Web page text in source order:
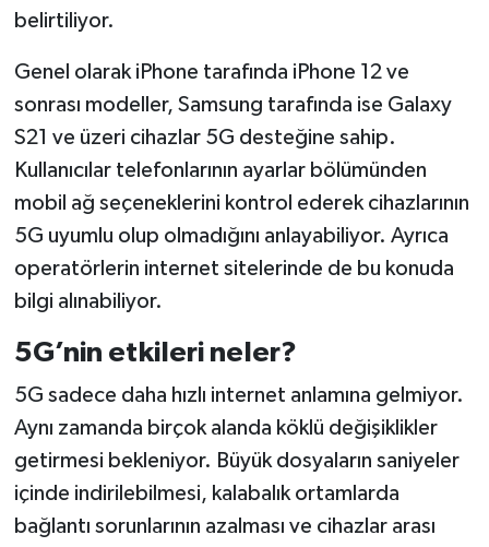
belirtiliyor.
Genel olarak iPhone tarafında iPhone 12 ve
sonrası modeller, Samsung tarafında ise Galaxy
S21 ve üzeri cihazlar 5G desteğine sahip.
Kullanıcılar telefonlarının ayarlar bölümünden
mobil ağ seçeneklerini kontrol ederek cihazlarının
5G uyumlu olup olmadığını anlayabiliyor. Ayrıca
operatörlerin internet sitelerinde de bu konuda
bilgi alınabiliyor.
5G’nin etkileri neler?
5G sadece daha hızlı internet anlamına gelmiyor.
Aynı zamanda birçok alanda köklü değişiklikler
getirmesi bekleniyor. Büyük dosyaların saniyeler
içinde indirilebilmesi, kalabalık ortamlarda
bağlantı sorunlarının azalması ve cihazlar arası